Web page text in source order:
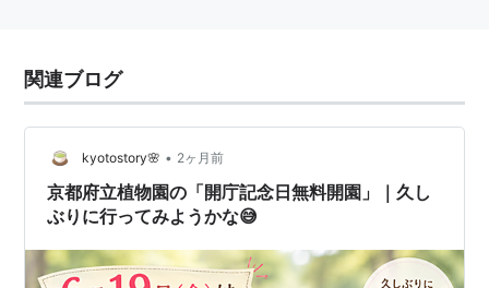
関連ブログ
kyotostory🌸 • 2ヶ月前
京都府立植物園の「開庁記念日無料開園」｜久し
ぶりに行ってみようかな😅